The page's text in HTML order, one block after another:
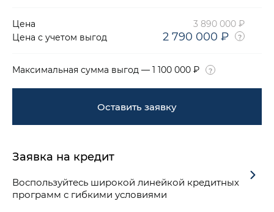
Цена
3 890 000 ₽
Цена с учетом выгод
2 790 000 ₽
Максимальная сумма выгод — 1 100 000 ₽
Оставить заявку
Заявка на кредит
Воспользуйтесь широкой линейкой кредитных
программ с гибкими условиями